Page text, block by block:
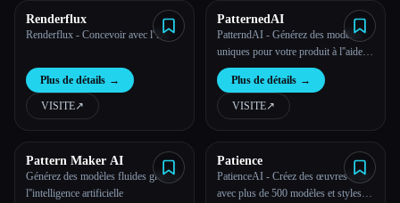
Renderflux
Renderflux - Concevoir avec l''IA
Plus de détails →
VISITE↗︎
PatternedAI
PatterndAI - Générez des modèles
uniques pour votre produit à l''aide
de l''IA !
Plus de détails →
VISITE↗︎
Pattern Maker AI
Générez des modèles fluides grâce à
l''intelligence artificielle
Patience
PatienceAI - Créez des œuvres d''art
avec plus de 500 modèles et styles